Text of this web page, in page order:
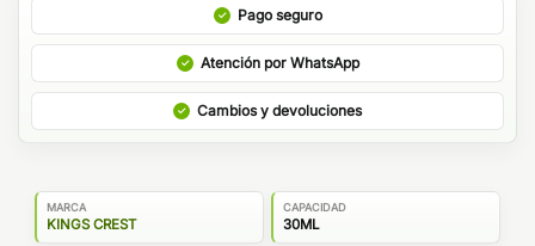
Pago seguro
Atención por WhatsApp
Cambios y devoluciones
MARCA
KINGS CREST
CAPACIDAD
30ML